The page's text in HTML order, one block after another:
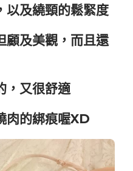
以及繞頸的鬆緊度
顧及美觀，而且還
，又很舒適
肉的綁痕喔XD